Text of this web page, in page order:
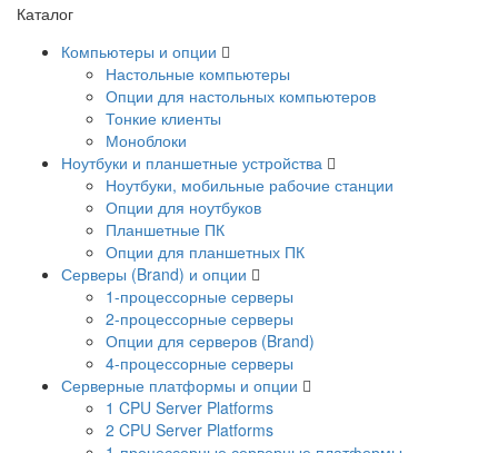
Каталог
Компьютеры и опции
Настольные компьютеры
Опции для настольных компьютеров
Тонкие клиенты
Моноблоки
Ноутбуки и планшетные устройства
Ноутбуки, мобильные рабочие станции
Опции для ноутбуков
Планшетные ПК
Опции для планшетных ПК
Серверы (Brand) и опции
1-процессорные серверы
2-процессорные серверы
Опции для серверов (Brand)
4-процессорные серверы
Серверные платформы и опции
1 CPU Server Platforms
2 CPU Server Platforms